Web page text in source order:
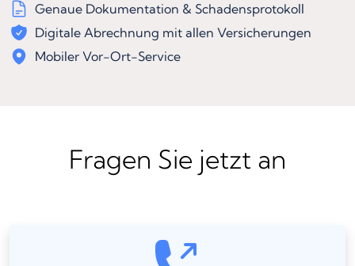
Genaue Dokumentation & Schadensprotokoll
Digitale Abrechnung mit allen Versicherungen
Mobiler Vor-Ort-Service
Fragen Sie jetzt an